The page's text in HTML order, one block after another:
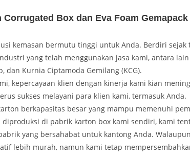
Corrugated Box dan Eva Foam Gemapack
kemasan bermutu tinggi untuk Anda. Berdiri sejak
yang telah menggunakan jasa kami, antara lain
dan Kurnia Ciptamoda Gemilang (KCG).
kepercayaan klien dengan kinerja kami kian
sukses melayani para klien kami, termasuk Anda.
berkapasitas besar yang mampu memenuhi
diproduksi di pabrik karton box kami sendiri, kami
yang bersahabat untuk kantong Anda.
lebih murah, namun kami tetap